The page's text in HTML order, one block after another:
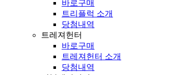
바로구매
트리플럭 소개
당첨내역
트레져헌터
바로구매
트레져헌터 소개
당첨내역